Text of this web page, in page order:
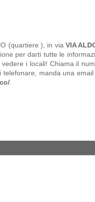
(quartiere ), in via VIA
per darti tutte le
i locali! Chiama il
manda una